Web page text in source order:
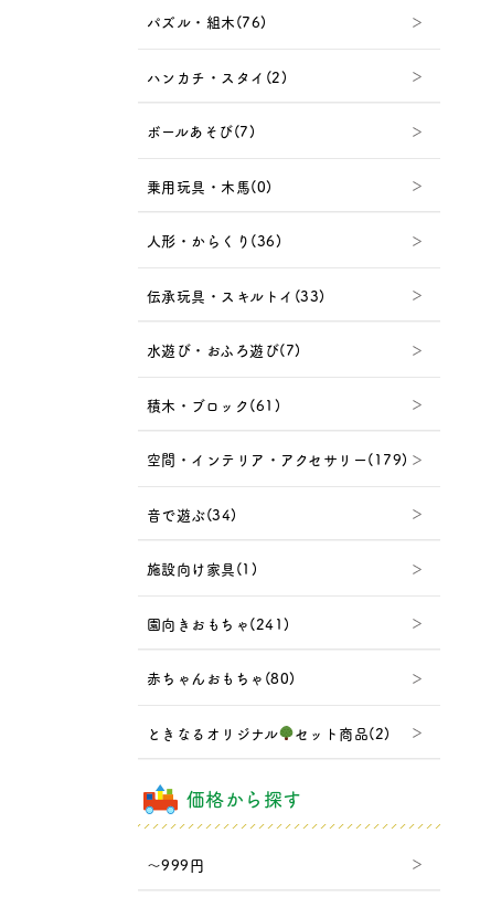
パズル・組木(76)
ハンカチ・スタイ(2)
ボールあそび(7)
乗用玩具・木馬(0)
人形・からくり(36)
伝承玩具・スキルトイ(33)
水遊び・おふろ遊び(7)
積木・ブロック(61)
空間・インテリア・アクセサリー(179)
音で遊ぶ(34)
施設向け家具(1)
園向きおもちゃ(241)
赤ちゃんおもちゃ(80)
ときなるオリジナル セット商品(2)
価格から探す
～999円